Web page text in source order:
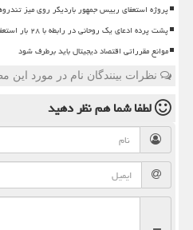
پروژه استعفای رییس جمهور باردیگر روی میز
پشت پرده ادعای یک روحانی در رابطه با ۲۸ بار استعفای مسعود پزشکیان
موانع مقرراتی اقتصاد دیجیتال باید برطرف شود
نظرات بینندگان نام در مورد این
لطفا شما همنظر دهید